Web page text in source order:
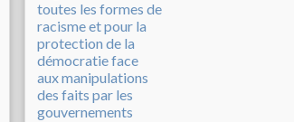
toutes les formes de
racisme et pour la
protection de la
démocratie face
aux manipulations
des faits par les
gouvernements